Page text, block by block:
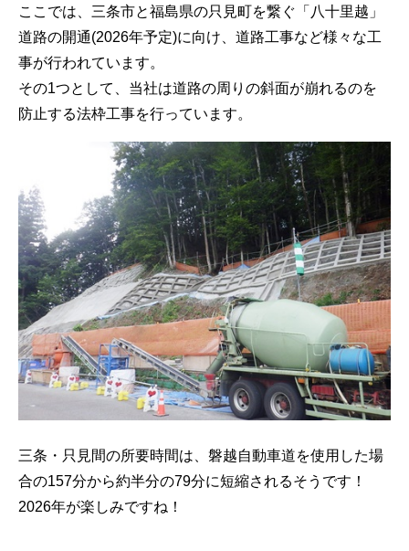
ここでは、三条市と福島県の只見町を繋ぐ「八十里越」
道路の開通(2026年予定)に向け、道路工事など様々な工
事が行われています。
その1つとして、当社は道路の周りの斜面が崩れるのを
防止する法枠工事を行っています。
三条・只見間の所要時間は、磐越自動車道を使用した場
合の157分から約半分の79分に短縮されるそうです！
2026年が楽しみですね！